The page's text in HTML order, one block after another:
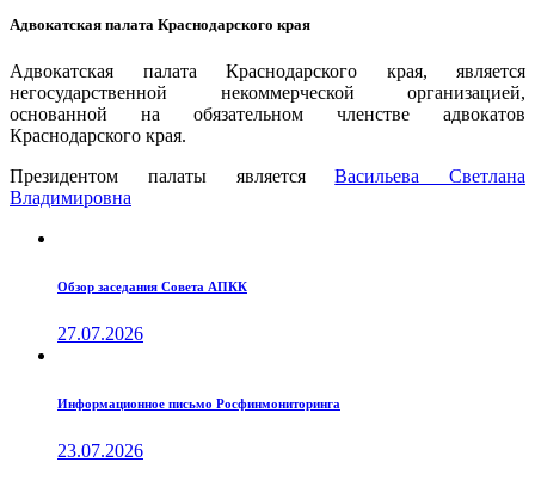
Адвокатская палата Краснодарского края
Адвокатская палата Краснодарского края, является
негосударственной некоммерческой организацией,
основанной на обязательном членстве адвокатов
Краснодарского края.
Президентом палаты являетсяВаcильева Светлана
Владимировна
Обзор заседания Совета АПКК
27.07.2026
Информационное письмо Росфинмониторинга
23.07.2026